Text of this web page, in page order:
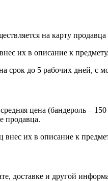
на карту
их в описание к предмету.
срок до 5 рабочих дней, с
цена (бандероль –
продавца.
их в описание к
доставке и другой